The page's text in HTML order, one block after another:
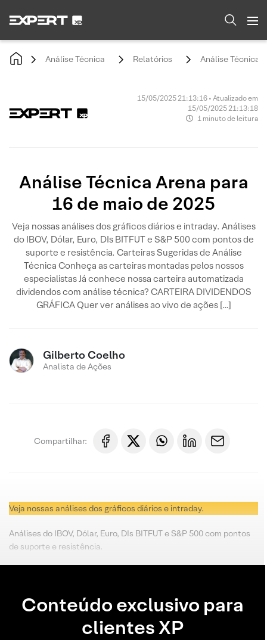
Análise Técnica Relatórios Análise Técnica
15/05/2025 21:13:16 • Atualizado em
15/05/2025 21:13:18
1 minuto de leitura
Análise Técnica Arena para
16 de maio de 2025
Veja nossas análises dos gráficos diários e intraday. Análises
do IBOV, Dólar, Euro, DIs BITFUT e S&P 500 com pontos de
suporte e resistência. Carteiras Sugeridas de Análise
Técnica Conheça as carteiras montadas pelos nossos
especialistas Já conhece nossa carteira automatizada
dividendos com análise técnica? CARTEIRA DIVIDENDOS
GRÁFICA Quer ver análises ao vivo de ações […]
Gilberto Coelho
Analista de Ações
Compartilhar:
Veja nossas análises dos gráficos diários e intraday.
Análises do IBOV, Dólar, Euro, DIs BITFUT e S&P 500 com pontos
de suporte e resistência.
Conteúdo exclusivo para
clientes XP